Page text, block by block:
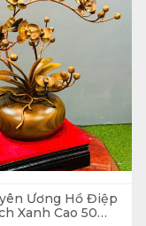
Ương Hồ Điệp
Xanh Cao 50